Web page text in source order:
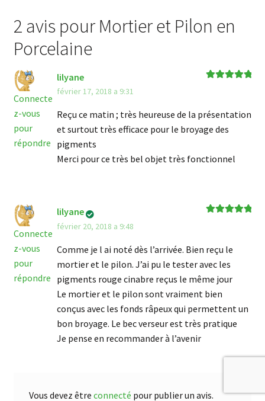
2 avis pour Mortier et Pilon en
Porcelaine
lilyane
février 17, 2018 a 9:31
Reçu ce matin ; très heureuse de la présentation
et surtout très efficace pour le broyage des
pigments
Merci pour ce très bel objet très fonctionnel
Connecte
z-vous
pour
répondre
lilyane
février 20, 2018 a 9:48
Comme je l ai noté dès l’arrivée. Bien reçu le
mortier et le pilon. J’ai pu le tester avec les
pigments rouge cinabre reçus le même jour
Le mortier et le pilon sont vraiment bien
conçus avec les fonds râpeux qui permettent un
bon broyage. Le bec verseur est très pratique
Je pense en recommander à l’avenir
Connecte
z-vous
pour
répondre
Vous devez être connecté pour publier un avis.